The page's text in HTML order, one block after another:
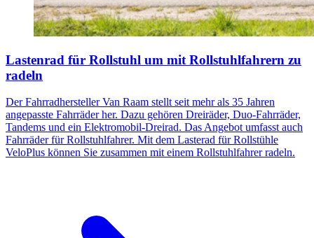
Lastenrad für Rollstuhl um mit Rollstuhlfahrern zu
radeln
Der Fahrradhersteller Van Raam stellt seit mehr als 35 Jahren
angepasste Fahrräder her. Dazu gehören Dreiräder, Duo-Fahrräder,
Tandems und ein Elektromobil-Dreirad. Das Angebot umfasst auch
Fahrräder für Rollstuhlfahrer. Mit dem Lasterad für Rollstühle
VeloPlus können Sie zusammen mit einem Rollstuhlfahrer radeln.​